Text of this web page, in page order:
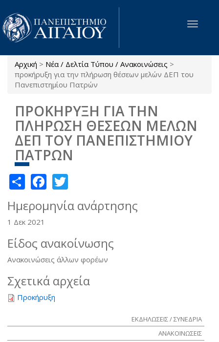
Παράκαμψη προς το κυρίως περιεχόμενο
Toggle
Είστε εδώ
Αρχική > Νέα / Δελτία Τύπου / Ανακοινώσεις >
προκήρυξη για την πλήρωση θέσεων μελών ΔΕΠ του
Πανεπιστημίου Πατρών
ΠΡΟΚΗΡΥΞΗ ΓΙΑ ΤΗΝ
ΠΛΗΡΩΣΗ ΘΕΣΕΩΝ ΜΕΛΩΝ
ΔΕΠ ΤΟΥ ΠΑΝΕΠΙΣΤΗΜΙΟΥ
ΠΑΤΡΩΝ
ShareFacebook
Ημερομηνία ανάρτησης
1 Δεκ 2021
Είδος ανακοίνωσης
Ανακοινώσεις άλλων φορέων
Σχετικά αρχεία
Προκήρυξη
ΕΚΔΗΛΩΣΕΙΣ / ΣΥΝΕΔΡΙΑ
ΑΝΑΚΟΙΝΩΣΕΙΣ